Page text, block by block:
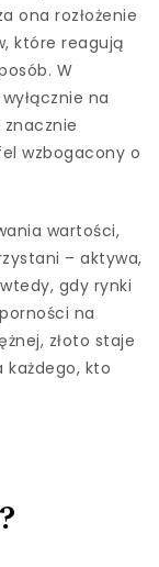
ona rozłożenie
które reagują
W
na
wzbogacony o
wartości,
– aktywa,
gdy rynki
na
złoto staje
kto